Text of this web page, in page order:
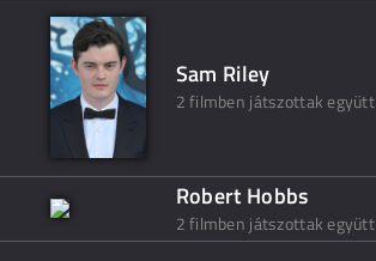
Sam Riley
2 filmben játszottak együtt
Robert Hobbs
2 filmben játszottak együtt